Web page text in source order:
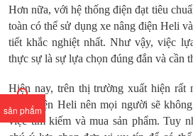
sản phẩm
Hơn nữa, với hệ thống điện đạt tiêu
toàn có thể sử dụng xe nâng điện Heli
tiết khắc nghiệt nhất. Như vậy, việc
thực sự là sự lựa chọn đúng đắn và cần
Hiện nay, trên thị trường xuất hiện rất
nâng điện Heli nên mọi người sẽ
việc tìm kiếm và mua sản phẩm. Tuy